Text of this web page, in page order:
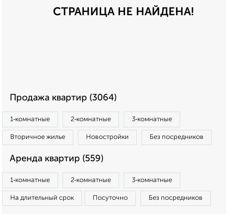
СТРАНИЦА НЕ НАЙДЕНА!
Продажа квартир (3064)
1‑комнатные 2‑комнатные 3‑комнатные
Вторичное жилье Новостройки Без посредников
Аренда квартир (559)
1‑комнатные 2‑комнатные 3‑комнатные
На длительный срок Посуточно Без посредников